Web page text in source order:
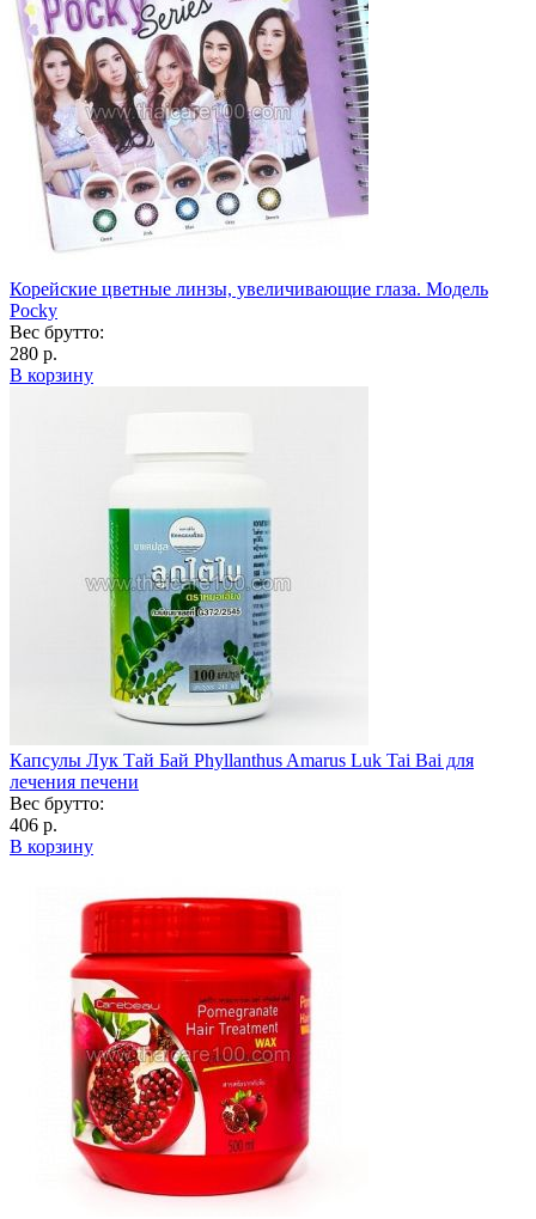
Корейские цветные линзы, увеличивающие глаза. Модель
Pocky
Вес брутто:
280 р.
В корзину
Капсулы Лук Тай Бай Phyllanthus Amarus Luk Tai Bai для
лечения печени
Вес брутто:
406 р.
В корзину